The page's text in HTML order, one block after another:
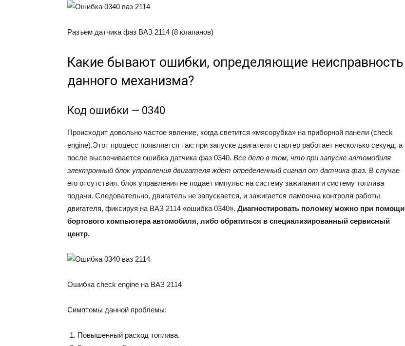
Разъем датчика фаз ВАЗ 2114 (8 клапанов)
Какие бывают ошибки, определяющие неисправность
данного механизма?
Код ошибки — 0340
Происходит довольно частое явление, когда светится «мясорубка» на приборной панели (check
engine).Этот процесс появляется так: при запуске двигателя стартер работает несколько секунд, а
после высвечивается ошибка датчика фаз 0340. Все дело в том, что при запуске автомобиля
электронный блок управления двигателя ждет определенный сигнал от датчика фаз. В случае
его отсутствия, блок управления не подает импульс на систему зажигания и систему топлива
подачи. Следовательно, двигатель не запускается, и зажигается лампочка контроля работы
двигателя, фиксируя на ВАЗ 2114 «ошибка 0340». Диагностировать поломку можно при помощи
бортового компьютера автомобиля, либо обратиться в специализированный сервисный
центр.
Ошибка check engine на ВАЗ 2114
Симптомы данной проблемы:
Повышенный расход топлива.